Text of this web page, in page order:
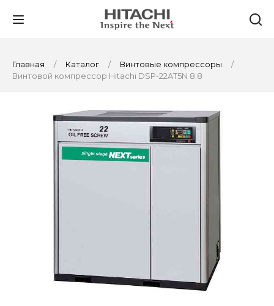
Главная Каталог
Винтовые компрессоры
Винтовой компрессор Hitachi DSP-22AT5N 8.8